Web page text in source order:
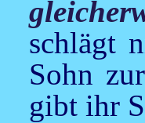
schlägt
Sohn
gibt ihr